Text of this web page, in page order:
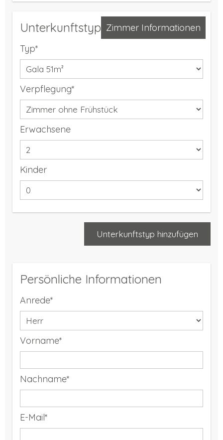
Unterkunftstyp Zimmer Informationen
Typ*
Verpflegung*
Erwachsene
Kinder
Unterkunftstyp hinzufügen
Persönliche Informationen
Anrede*
Vorname*
Nachname*
E-Mail*